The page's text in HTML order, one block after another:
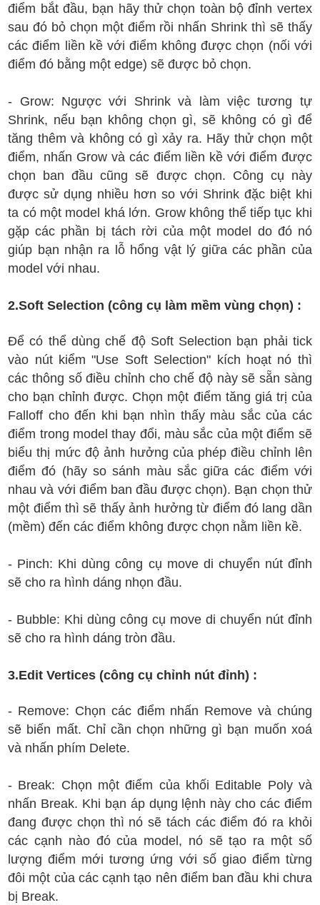
điểm bắt đầu, bạn hãy thử chọn toàn bộ đỉnh vertex
sau đó bỏ chọn một điểm rồi nhấn Shrink thì sẽ thấy
các điểm liền kề với điểm không được chọn (nối với
điểm đó bằng một edge) sẽ được bỏ chọn.
- Grow: Ngược với Shrink và làm việc tương tự
Shrink, nếu bạn không chọn gì, sẽ không có gì để
tăng thêm và không có gì xảy ra. Hãy thử chọn một
điểm, nhấn Grow và các điểm liền kề với điểm được
chọn ban đầu cũng sẽ được chọn. Công cụ này
được sử dụng nhiều hơn so với Shrink đặc biệt khi
ta có một model khá lớn. Grow không thể tiếp tục khi
gặp các phần bị tách rời của một model do đó nó
giúp bạn nhận ra lỗ hổng vật lý giữa các phần của
model với nhau.
2.Soft Selection (công cụ làm mềm vùng chọn) :
Để có thể dùng chế độ Soft Selection bạn phải tick
vào nút kiểm "Use Soft Selection" kích hoạt nó thì
các thông số điều chỉnh cho chế độ này sẽ sẵn sàng
cho bạn chỉnh được. Chọn một điểm tăng giá trị của
Falloff cho đến khi bạn nhìn thấy màu sắc của các
điểm trong model thay đổi, màu sắc của một điểm sẽ
biểu thị mức độ ảnh hưởng của phép điều chỉnh lên
điểm đó (hãy so sánh màu sắc giữa các điểm với
nhau và với điểm ban đầu được chọn). Bạn chọn thử
một điểm thì sẽ thấy ảnh hưởng từ điểm đó lang dần
(mềm) đến các điểm không được chọn nằm liền kề.
- Pinch: Khi dùng công cụ move di chuyển nút đỉnh
sẽ cho ra hình dáng nhọn đầu.
- Bubble: Khi dùng công cụ move di chuyển nút đỉnh
sẽ cho ra hình dáng tròn đầu.
3.Edit Vertices (công cụ chỉnh nút đỉnh) :
- Remove: Chọn các điểm nhấn Remove và chúng
sẽ biến mất. Chỉ cần chọn những gì bạn muốn xoá
và nhấn phím Delete.
- Break: Chọn một điểm của khối Editable Poly và
nhấn Break. Khi bạn áp dụng lệnh này cho các điểm
đang được chọn thì nó sẽ tách các điểm đó ra khỏi
các cạnh nào đó của model, nó sẽ tạo ra một số
lượng điểm mới tương ứng với số giao điểm từng
đôi một của các cạnh tạo nên điểm ban đầu khi chưa
bị Break.